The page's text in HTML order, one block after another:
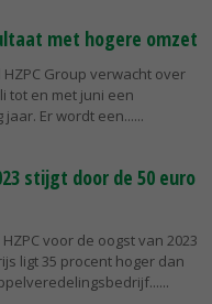
met hogere omzet
Group verwacht over
tot en met juni een
Er wordt een...
stijgt door de 50 euro
voor de oogst van 2023
ligt 35 procent hoger dan